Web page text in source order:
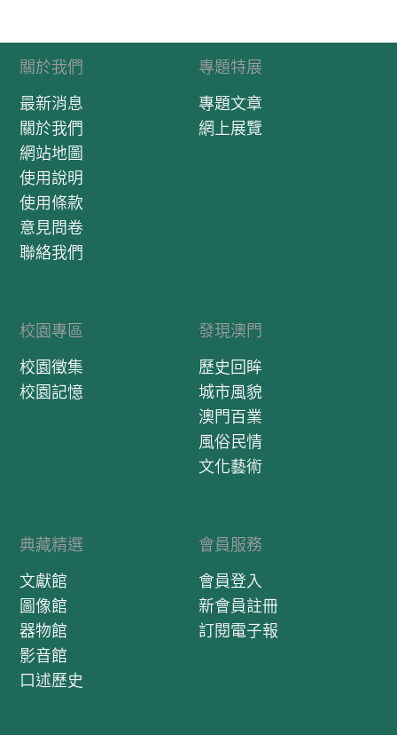
關於我們
最新消息
關於我們
網站地圖
使用說明
使用條款
意見問卷
聯絡我們
專題特展
專題文章
網上展覽
校園專區
校園徵集
校園記憶
發現澳門
歷史回眸
城市風貌
澳門百業
風俗民情
文化藝術
典藏精選
文獻館
圖像館
器物館
影音館
口述歷史
會員服務
會員登入
新會員註冊
訂閱電子報